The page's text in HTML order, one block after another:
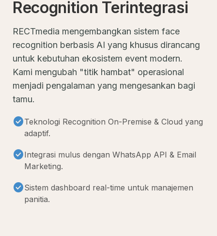
Recognition Terintegrasi
RECTmedia mengembangkan sistem face
recognition berbasis AI yang khusus dirancang
untuk kebutuhan ekosistem event modern.
Kami mengubah "titik hambat" operasional
menjadi pengalaman yang mengesankan bagi
tamu.
check_circleTeknologi Recognition On-Premise & Cloud yang
adaptif.
check_circleIntegrasi mulus dengan WhatsApp API & Email
Marketing.
check_circleSistem dashboard real-time untuk manajemen
panitia.